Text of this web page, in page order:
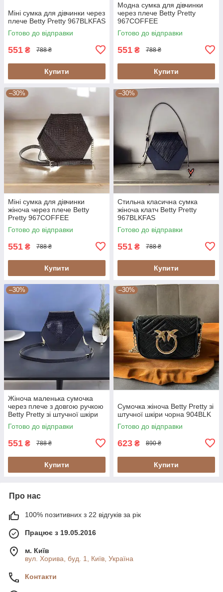
Міні сумка для дівчинки через
плече Betty Pretty 967BLKFAS
Готово до відправки
551 ₴ 788 ₴
Купити
Модна сумка для дівчинки
через плече Betty Pretty
967COFFEE
Готово до відправки
551 ₴ 788 ₴
Купити
–30%
Міні сумка для дівчинки
жіноча через плече Betty
Pretty 967COFFEE
Готово до відправки
551 ₴ 788 ₴
Купити
–30%
Стильна класична сумка
жіноча клатч Betty Pretty
967BLKFAS
Готово до відправки
551 ₴ 788 ₴
Купити
–30%
Жіноча маленька сумочка
через плече з довгою ручкою
Betty Pretty зі штучної шкіри
синя 967BLUER
Готово до відправки
551 ₴ 788 ₴
Купити
–30%
Сумочка жіноча Betty Pretty зі
штучної шкіри чорна 904BLK
Готово до відправки
623 ₴ 890 ₴
Купити
Про нас
100% позитивних з 22 відгуків за рік
Працює з 19.05.2016
м. Київ
вул. Хорива, буд. 1, Київ, Україна
Контакти